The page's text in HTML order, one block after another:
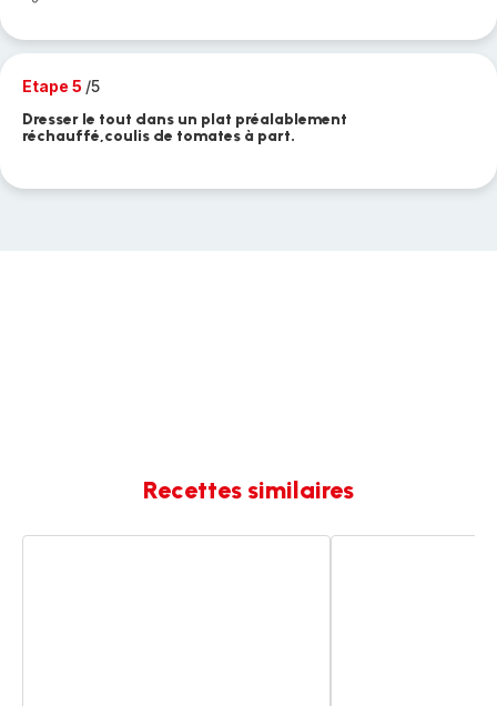
Etape 5 /5
Dresser le tout dans un plat préalablement
réchauffé,coulis de tomates à part.
Recettes similaires